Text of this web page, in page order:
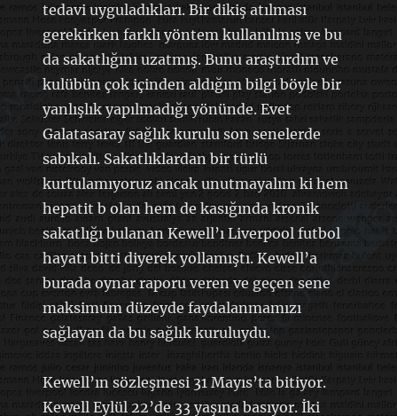
tedavi uyguladıkları. Bir dikiş atılması
gerekirken farklı yöntem kullanılmış ve bu
da sakatlığını uzatmış. Bunu araştırdım ve
kulübün çok içinden aldığım bilgi böyle bir
yanlışlık yapılmadığı yönünde. Evet
Galatasaray sağlık kurulu son senelerde
sabıkalı. Sakatlıklardan bir türlü
kurtulamıyoruz ancak unutmayalım ki hem
hepatit b olan hem de kasığında kronik
sakatlığı bulanan Kewell’ı Liverpool futbol
hayatı bitti diyerek yollamıştı. Kewell’a
burada oynar raporu veren ve geçen sene
maksimum düzeyde faydalanmamızı
sağlayan da bu sağlık kuruluydu.
Kewell’ın sözleşmesi 31 Mayıs’ta bitiyor.
Kewell Eylül 22’de 33 yaşına basıyor. İki